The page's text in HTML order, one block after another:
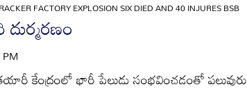
FACTORY EXPLOSION SIX DIED AND 40 INJURES BSB
కేంద్రంలో భారీ పేలుడు సంభవించడంతో పలువురు